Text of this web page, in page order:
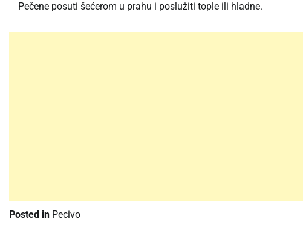
Pečene posuti šećerom u prahu i poslužiti tople ili hladne.
Posted in Pecivo